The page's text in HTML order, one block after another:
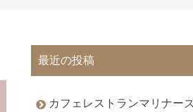
最近の投稿
カフェレストランマリナー